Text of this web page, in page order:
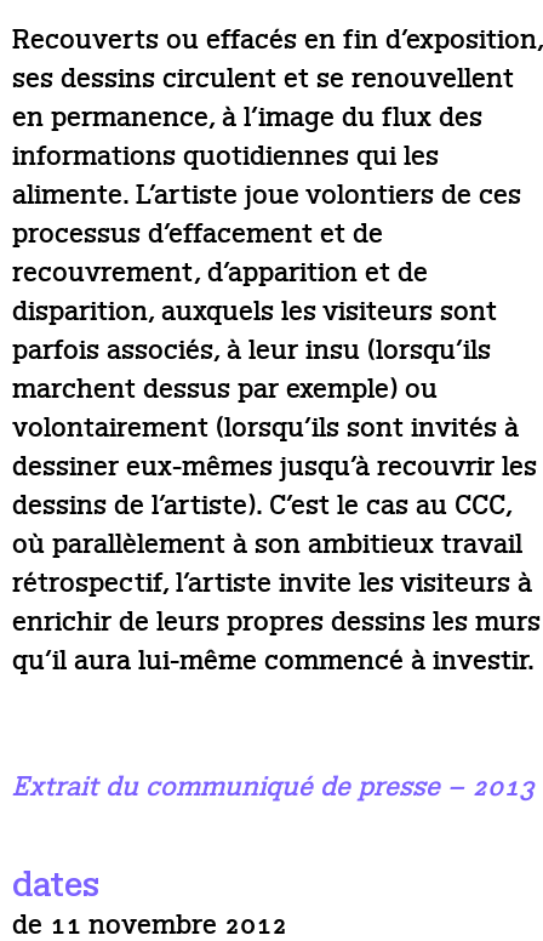
Recouverts ou effacés en fin d’exposition,
ses dessins circulent et se renouvellent
en permanence, à l’image du flux des
informations quotidiennes qui les
alimente. L’artiste joue volontiers de ces
processus d’effacement et de
recouvrement, d’apparition et de
disparition, auxquels les visiteurs sont
parfois associés, à leur insu (lorsqu’ils
marchent dessus par exemple) ou
volontairement (lorsqu’ils sont invités à
dessiner eux-mêmes jusqu’à recouvrir les
dessins de l’artiste). C’est le cas au CCC,
où parallèlement à son ambitieux travail
rétrospectif, l’artiste invite les visiteurs à
enrichir de leurs propres dessins les murs
qu’il aura lui-même commencé à investir.
Extrait du communiqué de presse – 2013
dates
de 11 novembre 2012